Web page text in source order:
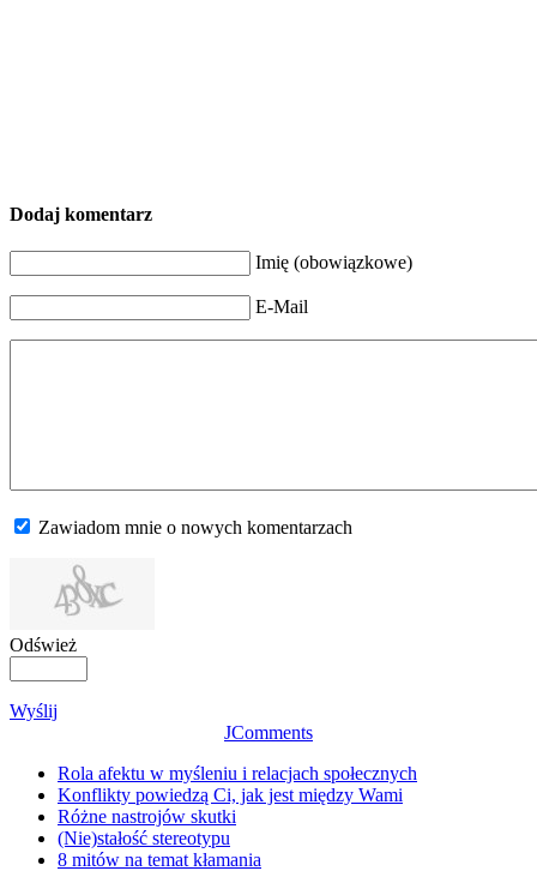
Dodaj komentarz
Imię (obowiązkowe)
E-Mail
Zawiadom mnie o nowych komentarzach
Odśwież
Wyślij
JComments
Rola afektu w myśleniu i relacjach społecznych
Konflikty powiedzą Ci, jak jest między Wami
Różne nastrojów skutki
(Nie)stałość stereotypu
8 mitów na temat kłamania